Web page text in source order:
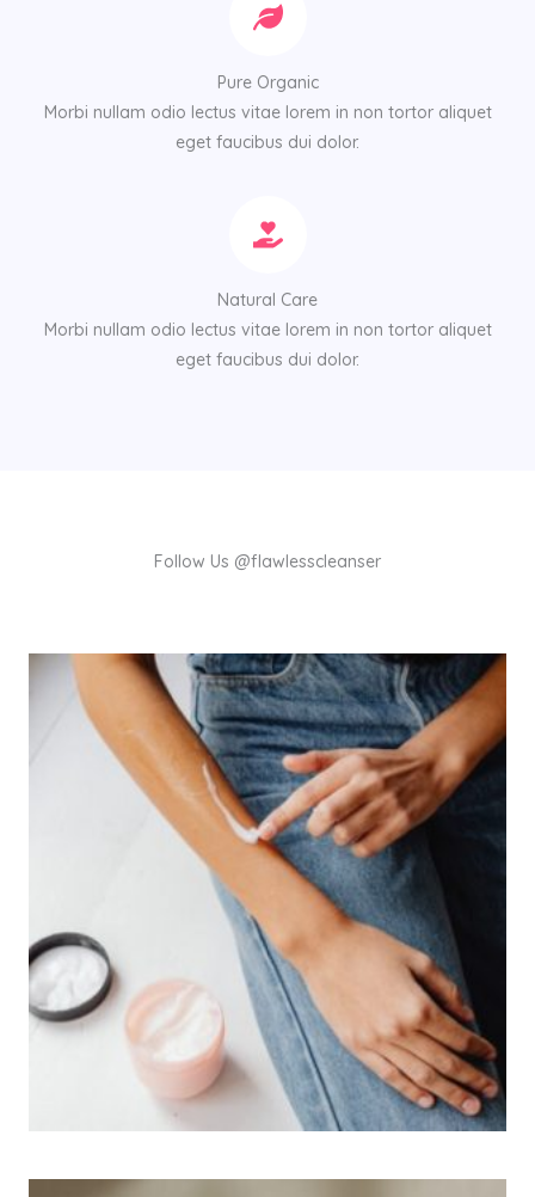
Pure Organic
Morbi nullam odio lectus vitae lorem in non tortor aliquet
eget faucibus dui dolor.
Natural Care
Morbi nullam odio lectus vitae lorem in non tortor aliquet
eget faucibus dui dolor.
Follow Us @flawlesscleanser